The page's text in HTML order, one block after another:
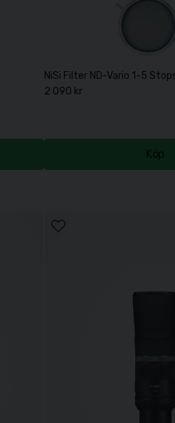
NiSi Filter ND-Vario 1-5
2 090 kr
Köp